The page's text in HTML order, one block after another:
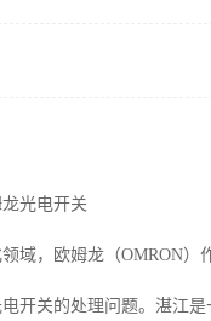
光电开关
域，欧姆龙（OMRON
开关的处理问题。湛江